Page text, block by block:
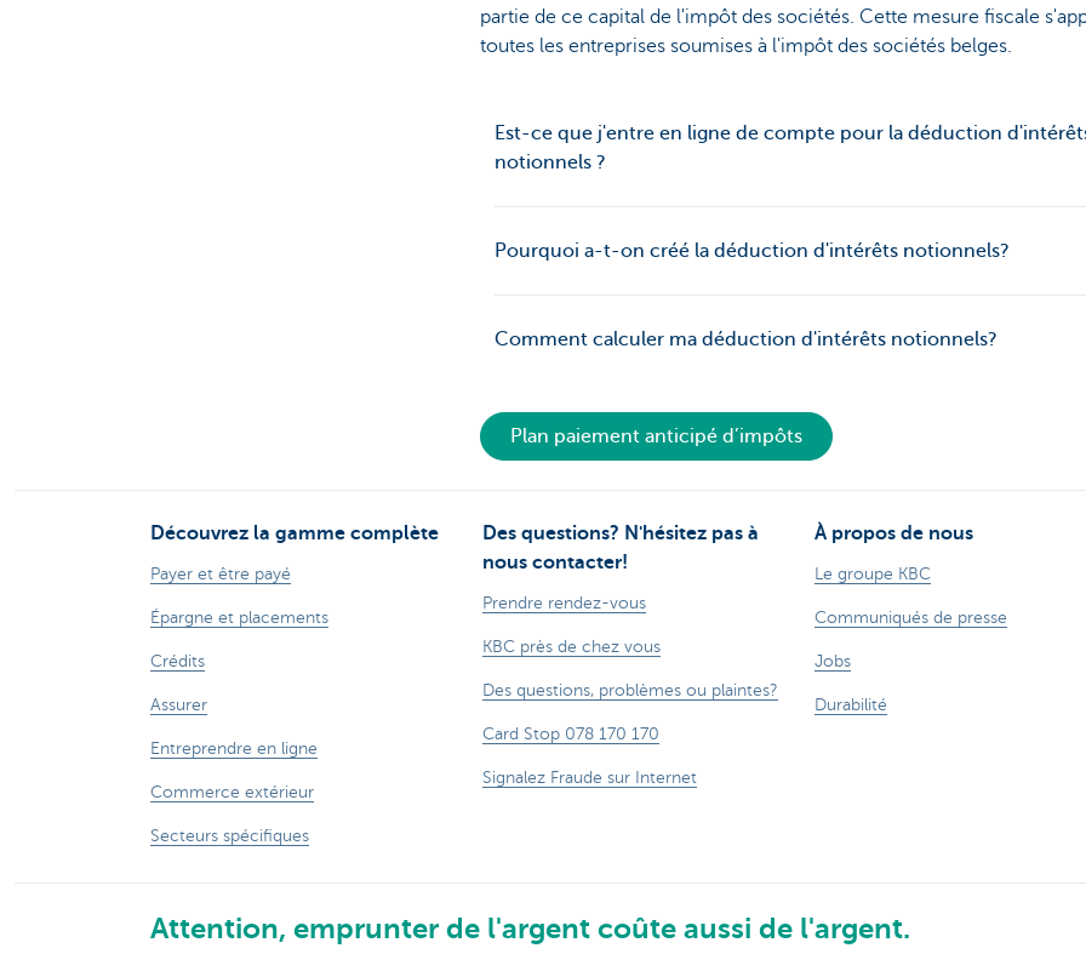
partie de ce capital de l'impôt des sociétés. Cette mesure fiscale
toutes les entreprises soumises à l'impôt des sociétés belges.
Est-ce que j'entre en ligne de compte pour la déduction
notionnels ?
Pourquoi a-t-on créé la déduction d'intérêts notionnels?
Comment calculer ma déduction d'intérêts notionnels?
Plan paiement anticipé d’impôts
Découvrez la gamme complète
Payer et être payé
Épargne et placements
Crédits
Assurer
Entreprendre en ligne
Commerce extérieur
Secteurs spécifiques
Des questions? N'hésitez pas à
nous contacter!
Prendre rendez-vous
KBC près de chez vous
Des questions, problèmes ou plaintes?
Card Stop 078 170 170
Signalez Fraude sur Internet
À propos de nous
Le groupe KBC
Communiqués de presse
Jobs
Durabilité
Attention, emprunter de l'argent coûte aussi de l'argent.